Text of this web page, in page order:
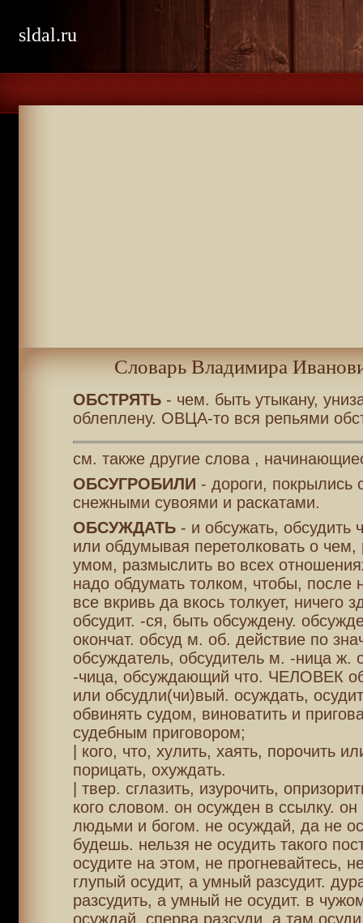
sldal.ru
Словарь Владимира
ОБСТРЯТЬ- чем. быть утыкану,
облеплену. ОВЦА-то вся репьями
см. также другие слова ,
ОБСУГРОБИЛИ - дороги, покрылись
снежными сувоями и раскатами.
ОБСУЖДАТЬ- и обсужать, обсудить
или обдумывая перетолковать о чем,
умом, размыслить во всех
надо обдумать толком, чтобы, после
все вкривь да вкось толкует, ничего
обсудит. -ся, быть обсуждену.
окончат. обсуд м. об. действие по
обсуждатель, обсудитель м. -ница ж.
-чица, обсуждающий что. ЧЕЛОВЕК
или обсудли(чи)вый. осуждать,
обвинять судом, виноватить и
судебным приговором;
| кого, что, хулить, хаять, порочить
порицать, охуждать.
| твер. сглазить, изурочить,
кого словом. он осужден в ссылку.
людьми и богом. не осуждай, да не
будешь. нельзя не осудить такого
осудите на этом, не прогневайтесь,
глупый осудит, а умный разсудит.
разсудить, а умный не осудит. в
осуждай. сперва разсуди, а там